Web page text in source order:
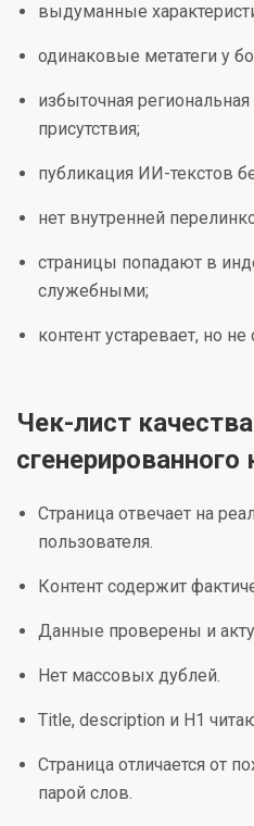
выдуманные
одинаковые метатеги у
избыточная
присутствия;
публикация ИИ-текстов
нет внутренней
страницы попадают в
служебными;
контент устаревает, но не
Чек-лист
сгенерированного
Страница отвечает на
пользователя.
Контент содержит
Данные проверены и
Нет массовых дублей.
Title, description и H1
Страница отличается от
парой слов.